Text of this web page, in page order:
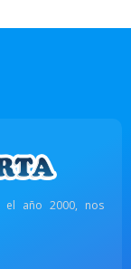
el año 2000, nos